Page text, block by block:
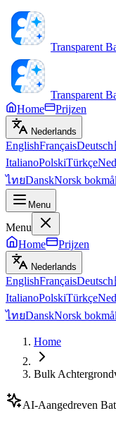
Transparent
Transparent
Home
Prijzen
Nederlands
EnglishFrançaisDeutsch
ItalianoPolskiTürkçe
ไทยDanskNorsk bokmål
Menu
Menu
Home
Prijzen
Nederlands
EnglishFrançaisDeutsch
ItalianoPolskiTürkçe
ไทยDanskNorsk bokmål
Home
Bulk
AI-Aangedreven